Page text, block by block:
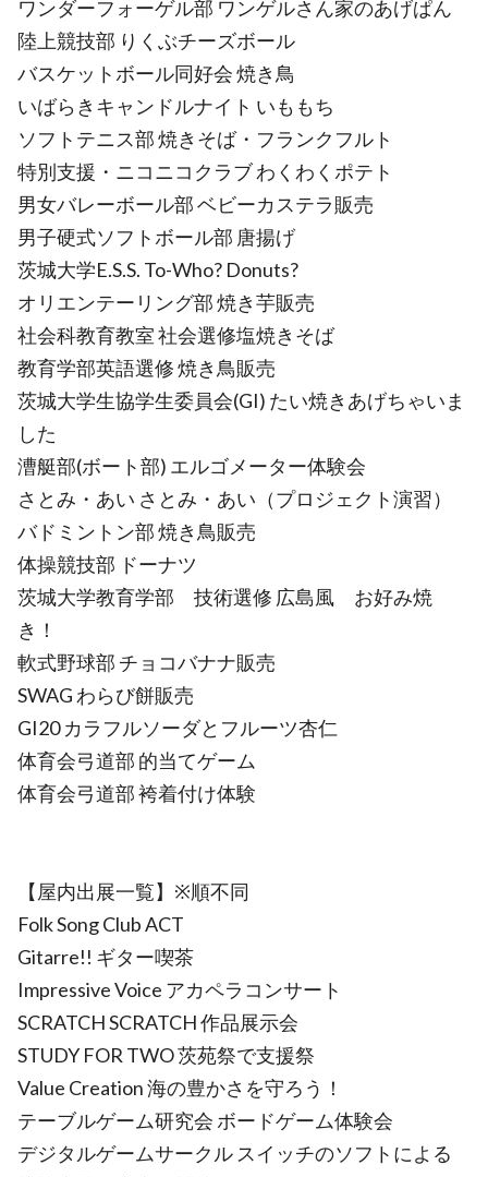
ワンダーフォーゲル部 ワンゲルさん家のあげぱん
陸上競技部 りくぶチーズボール
バスケットボール同好会 焼き鳥
いばらきキャンドルナイト いももち
ソフトテニス部 焼きそば・フランクフルト
特別支援・ニコニコクラブ わくわくポテト
男女バレーボール部 ベビーカステラ販売
男子硬式ソフトボール部 唐揚げ
茨城大学E.S.S. To-Who? Donuts?
オリエンテーリング部 焼き芋販売
社会科教育教室 社会選修塩焼きそば
教育学部英語選修 焼き鳥販売
茨城大学生協学生委員会(GI) たい焼きあげちゃいま
した
漕艇部(ボート部) エルゴメーター体験会
さとみ・あい さとみ・あい（プロジェクト演習）
バドミントン部 焼き鳥販売
体操競技部 ドーナツ
茨城大学教育学部 技術選修 広島風 お好み焼
き！
軟式野球部 チョコバナナ販売
SWAG わらび餅販売
GI20 カラフルソーダとフルーツ杏仁
体育会弓道部 的当てゲーム
体育会弓道部 袴着付け体験
【屋内出展一覧】※順不同
Folk Song Club ACT
Gitarre!! ギター喫茶
Impressive Voice アカペラコンサート
SCRATCH SCRATCH 作品展示会
STUDY FOR TWO 茨苑祭で支援祭
Value Creation 海の豊かさを守ろう！
テーブルゲーム研究会 ボードゲーム体験会
デジタルゲームサークル スイッチのソフトによる